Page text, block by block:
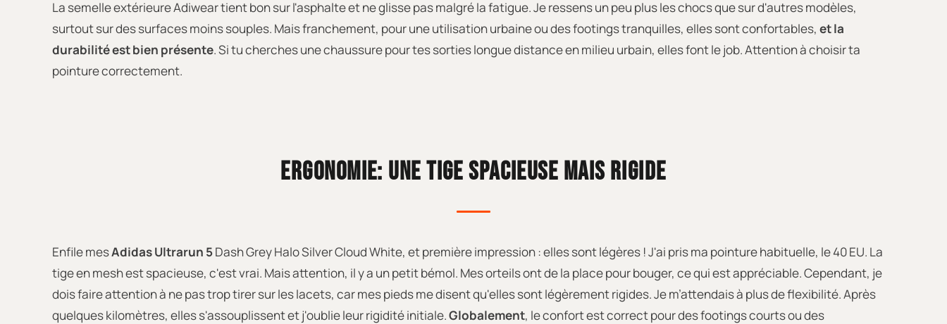
La semelle extérieure Adiwear tient bon sur l'asphalte et ne glisse pas malgré la fatigue. Je ressens un peu plus les chocs que sur d'autres modèles,
surtout sur des surfaces moins souples. Mais franchement, pour une utilisation urbaine ou des footings tranquilles, elles sont confortables, et la
durabilité est bien présente. Si tu cherches une chaussure pour tes sorties longue distance en milieu urbain, elles font le job. Attention à choisir ta
pointure correctement.
ERGONOMIE: UNE TIGE SPACIEUSE MAIS RIGIDE
Enfile mesAdidas Ultrarun 5Dash Grey Halo Silver Cloud White, et première impression : elles sont légères ! J'ai pris ma pointure habituelle, le 40 EU. La
tige en mesh est spacieuse, c'est vrai. Mais attention, il y a un petit bémol. Mes orteils ont de la place pour bouger, ce qui est appréciable. Cependant, je
dois faire attention à ne pas trop tirer sur les lacets, car mes pieds me disent qu'elles sont légèrement rigides. Je m’attendais à plus de flexibilité. Après
quelques kilomètres, elles s'assouplissent et j'oublie leur rigidité initiale.Globalement, le confort est correct pour des footings courts ou des